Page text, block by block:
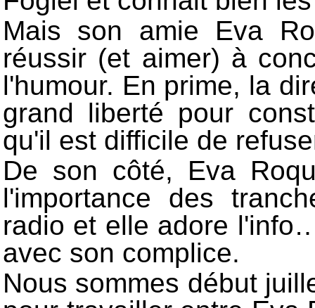
Mais son amie Eva
réussir (et aimer) à
l'humour. En prime, la
grand liberté pour
qu'il est difficile de
De son côté, Eva
l'importance des
radio et elle adore
avec son complice.
Nous sommes début